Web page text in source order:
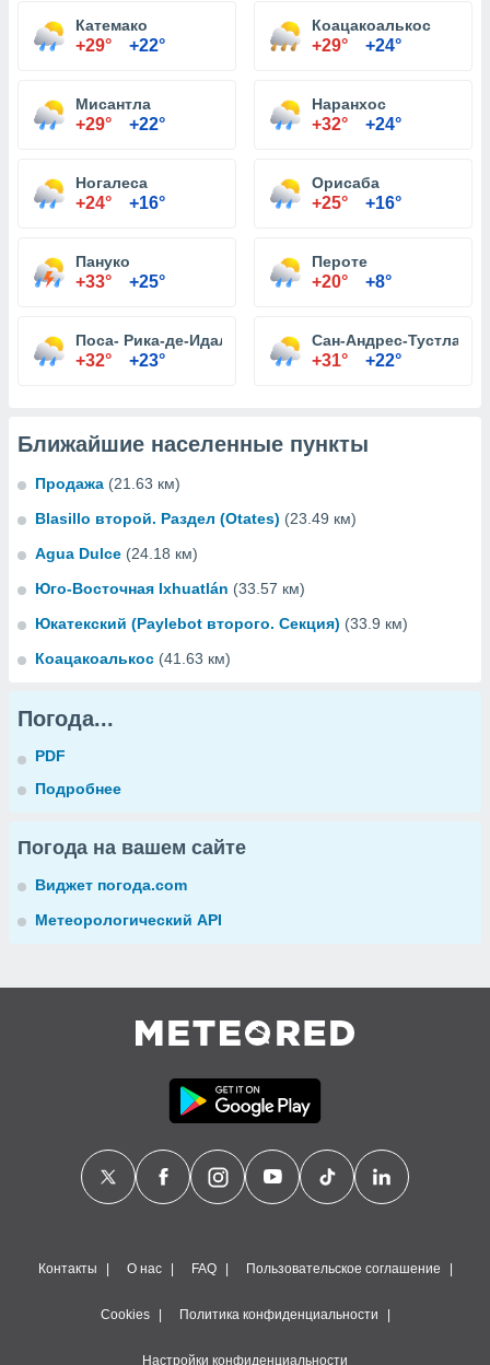
Катемако
+29° +22°
Коацакоалькос
+29° +24°
Мисантла
+29° +22°
Наранхос
+32° +24°
Ногалеса
+24° +16°
Орисаба
+25° +16°
Пануко
+33° +25°
Пероте
+20° +8°
Поса- Рика-де-Идальго
+32° +23°
Сан-Андрес-Тустла
+31° +22°
Ближайшие населенные пункты
Продажа (21.63 км)
Blasillo второй. Раздел (Otates) (23.49 км)
Agua Dulce (24.18 км)
Юго-Восточная Ixhuatlán (33.57 км)
Юкатекский (Paylebot второго. Секция) (33.9 км)
Коацакоалькос (41.63 км)
Погода...
PDF
Подробнее
Погода на вашем сайте
Виджет погода.com
Метеорологический API
Контакты О нас FAQ Пользовательское соглашение
Cookies Политика конфиденциальности
Настройки конфиденциальности